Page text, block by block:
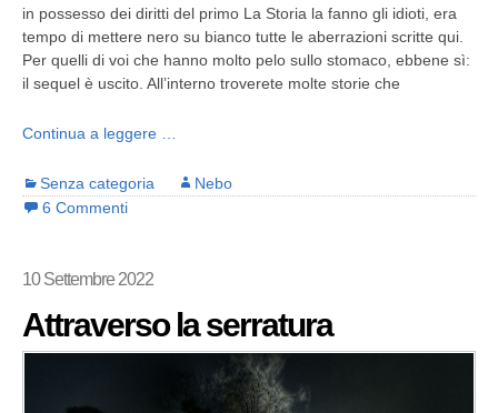
in possesso dei diritti del primo La Storia la fanno gli idioti, era
tempo di mettere nero su bianco tutte le aberrazioni scritte qui.
Per quelli di voi che hanno molto pelo sullo stomaco, ebbene sì:
il sequel è uscito. All’interno troverete molte storie che
Continua a leggere …
Senza categoria
Nebo
6 Commenti
10 Settembre 2022
Attraverso la serratura